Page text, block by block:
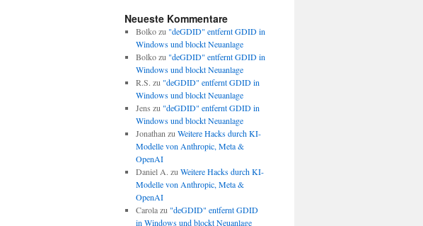
Neueste Kommentare
Bolkozu "deGDID" entfernt GDID in
Windows und blockt Neuanlage
Bolkozu "deGDID" entfernt GDID in
Windows und blockt Neuanlage
R.S. zu "deGDID" entfernt GDID in
Windows und blockt Neuanlage
Jens zu "deGDID" entfernt GDID in
Windows und blockt Neuanlage
Jonathan zu Weitere Hacks durch KI-
Modelle von Anthropic, Meta &
OpenAI
Daniel A. zu Weitere Hacks durch KI-
Modelle von Anthropic, Meta &
OpenAI
Carolazu "deGDID" entfernt GDID
in Windows und blockt Neuanlage